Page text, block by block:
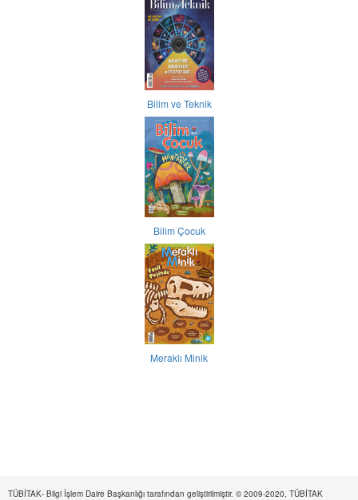
Bilim ve Teknik
Bilim Çocuk
Meraklı Minik
TÜBİTAK- Bilgi İşlem Daire Başkanlığı tarafından geliştirilmiştir. © 2009-2020, TÜBİTAK